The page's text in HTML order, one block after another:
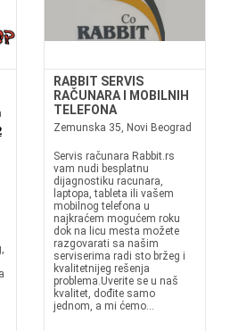
RABBIT SERVIS
RAČUNARA I MOBILNIH
TELEFONA
Zemunska 35, Novi Beograd
Servis računara Rabbit.rs
vam nudi besplatnu
dijagnostiku racunara,
laptopa, tableta ili vašem
mobilnog telefona u
najkraćem mogućem roku
dok na licu mesta možete
razgovarati sa našim
serviserima radi sto bržeg i
kvalitetnijeg rešenja
problema.Uverite se u naš
kvalitet, dođite samo
jednom, a mi ćemo...